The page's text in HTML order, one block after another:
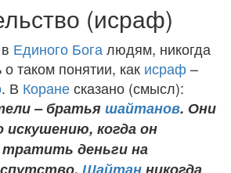
(исраф)
Единого Бога людям, никогда
таком понятии, как исраф –
. В Коранесказано (смысл):
– братьяшайтанов. Они
когда он
тратить деньги на
Шайтанникогда